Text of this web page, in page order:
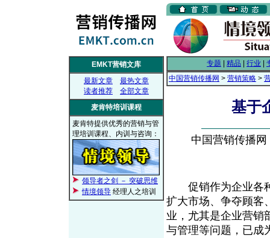
EMKT营销文库
最新文章
最热文章
读者推荐
全部文章
麦肯特培训课程
麦肯特提供优秀的营销与管
理培训课程、内训与咨询：
领导者之剑 － 突破思维
情境领导 经理人之培训
专题 精品 行业
中国营销传播网 > 营销策略 >
基于
中国营销传播
促销作为企业各种
扩大市场、争夺顾客
业，尤其是企业营销
与管理等问题，已成